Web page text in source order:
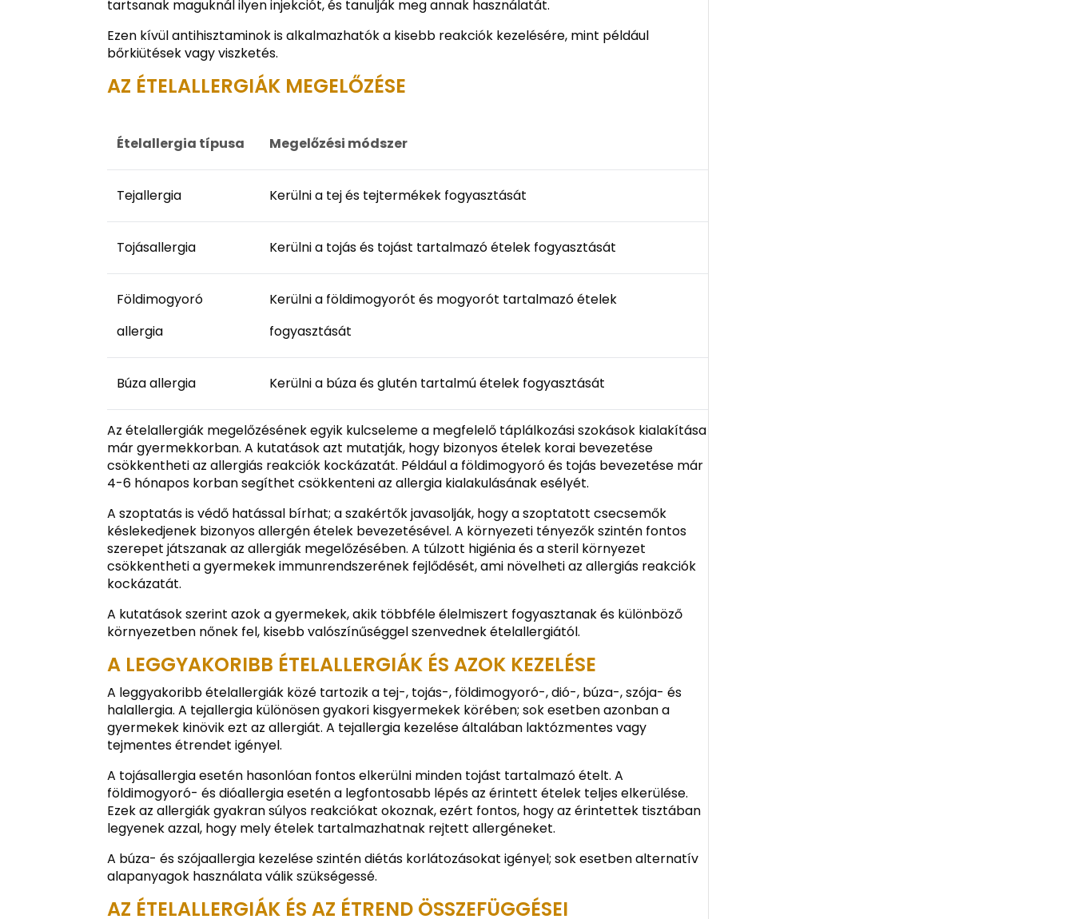
tartsanak maguknál ilyen injekciót, és tanulják meg annak használatát.
Ezen kívül antihisztaminok is alkalmazhatók a kisebb reakciók kezelésére, mint például
bőrkiütések vagy viszketés.
AZ ÉTELALLERGIÁK MEGELŐZÉSE
Ételallergia típusa Megelőzési módszer
Tejallergia Kerülni a tej és tejtermékek fogyasztását
Tojásallergia Kerülni a tojás és tojást tartalmazó ételek fogyasztását
Földimogyoró
allergia
Kerülni a földimogyorót és mogyorót tartalmazó ételek
fogyasztását
Búza allergia Kerülni a búza és glutén tartalmú ételek fogyasztását
Az ételallergiák megelőzésének egyik kulcseleme a megfelelő táplálkozási szokások kialakítása
már gyermekkorban. A kutatások azt mutatják, hogy bizonyos ételek korai bevezetése
csökkentheti az allergiás reakciók kockázatát. Például a földimogyoró és tojás bevezetése már
4-6 hónapos korban segíthet csökkenteni az allergia kialakulásának esélyét.
A szoptatás is védő hatással bírhat; a szakértők javasolják, hogy a szoptatott csecsemők
késlekedjenek bizonyos allergén ételek bevezetésével. A környezeti tényezők szintén fontos
szerepet játszanak az allergiák megelőzésében. A túlzott higiénia és a steril környezet
csökkentheti a gyermekek immunrendszerének fejlődését, ami növelheti az allergiás reakciók
kockázatát.
A kutatások szerint azok a gyermekek, akik többféle élelmiszert fogyasztanak és különböző
környezetben nőnek fel, kisebb valószínűséggel szenvednek ételallergiától.
A LEGGYAKORIBB ÉTELALLERGIÁK ÉS AZOK KEZELÉSE
A leggyakoribb ételallergiák közé tartozik a tej-, tojás-, földimogyoró-, dió-, búza-, szója- és
halallergia. A tejallergia különösen gyakori kisgyermekek körében; sok esetben azonban a
gyermekek kinövik ezt az allergiát. A tejallergia kezelése általában laktózmentes vagy
tejmentes étrendet igényel.
A tojásallergia esetén hasonlóan fontos elkerülni minden tojást tartalmazó ételt. A
földimogyoró- és dióallergia esetén a legfontosabb lépés az érintett ételek teljes elkerülése.
Ezek az allergiák gyakran súlyos reakciókat okoznak, ezért fontos, hogy az érintettek tisztában
legyenek azzal, hogy mely ételek tartalmazhatnak rejtett allergéneket.
A búza- és szójaallergia kezelése szintén diétás korlátozásokat igényel; sok esetben alternatív
alapanyagok használata válik szükségessé.
AZ ÉTELALLERGIÁK ÉS AZ ÉTREND ÖSSZEFÜGGÉSEI